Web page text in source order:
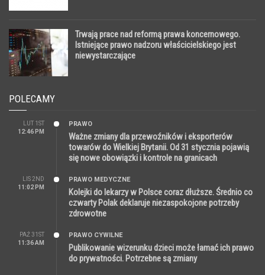
Trwają prace nad reformą prawa koncernowego.
Istniejące prawo nadzoru właścicielskiego jest
niewystarczające
POLECAMY
LUT 1ST
12:46 PM
PRAWO
Ważne zmiany dla przewoźników i eksporterów
towarów do Wielkiej Brytanii. Od 31 stycznia pojawią
się nowe obowiązki i kontrole na granicach
LIS 2ND
11:02 PM
PRAWO MEDYCZNE
Kolejki do lekarzy w Polsce coraz dłuższe. Średnio co
czwarty Polak deklaruje niezaspokojone potrzeby
zdrowotne
PAŹ 31ST
11:36 AM
PRAWO CYWILNE
Publikowanie wizerunku dzieci może łamać ich prawo
do prywatności. Potrzebne są zmiany